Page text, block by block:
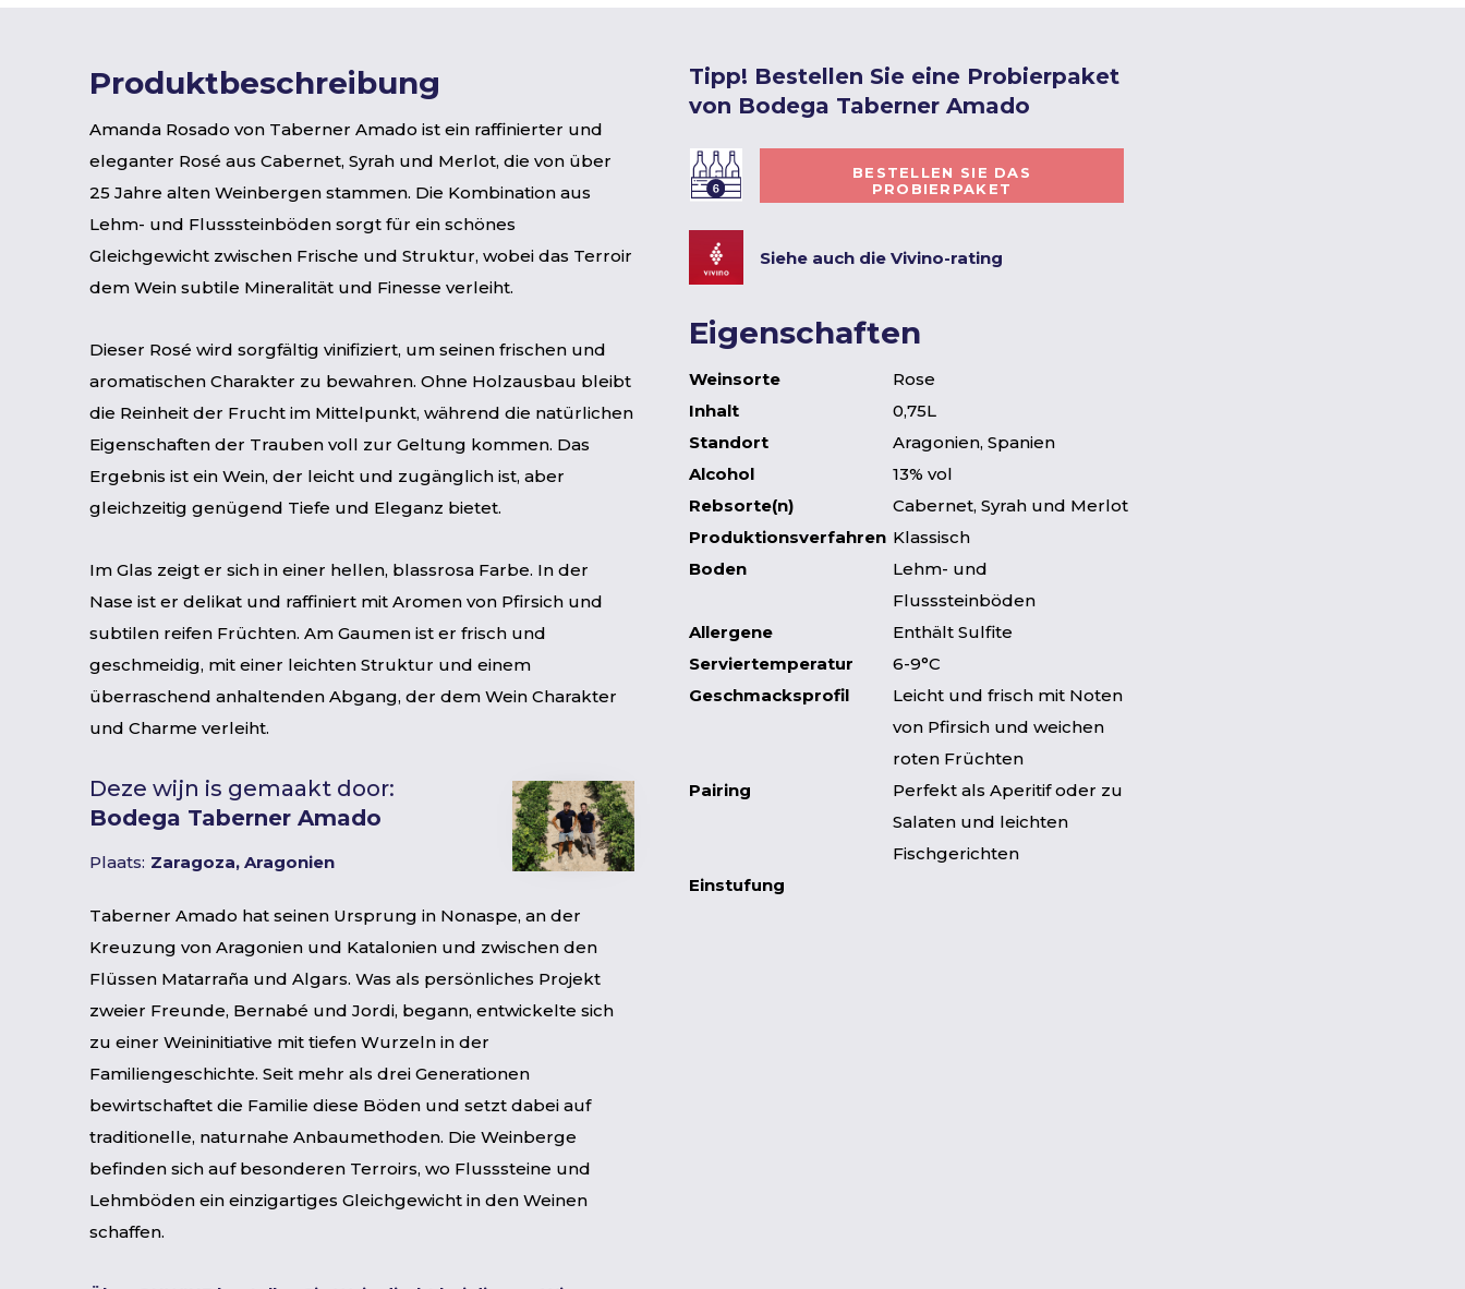
Produktbeschreibung
Amanda Rosado von Taberner Amado ist ein raffinierter und
eleganter Rosé aus Cabernet, Syrah und Merlot, die von über
25 Jahre alten Weinbergen stammen. Die Kombination aus
Lehm- und Flusssteinböden sorgt für ein schönes
Gleichgewicht zwischen Frische und Struktur, wobei das Terroir
dem Wein subtile Mineralität und Finesse verleiht.
Dieser Rosé wird sorgfältig vinifiziert, um seinen frischen und
aromatischen Charakter zu bewahren. Ohne Holzausbau bleibt
die Reinheit der Frucht im Mittelpunkt, während die natürlichen
Eigenschaften der Trauben voll zur Geltung kommen. Das
Ergebnis ist ein Wein, der leicht und zugänglich ist, aber
gleichzeitig genügend Tiefe und Eleganz bietet.
Im Glas zeigt er sich in einer hellen, blassrosa Farbe. In der
Nase ist er delikat und raffiniert mit Aromen von Pfirsich und
subtilen reifen Früchten. Am Gaumen ist er frisch und
geschmeidig, mit einer leichten Struktur und einem
überraschend anhaltenden Abgang, der dem Wein Charakter
und Charme verleiht.
Deze wijn is gemaakt door:
Bodega Taberner Amado
Plaats: Zaragoza, Aragonien
Taberner Amado hat seinen Ursprung in Nonaspe, an der
Kreuzung von Aragonien und Katalonien und zwischen den
Flüssen Matarraña und Algars. Was als persönliches Projekt
zweier Freunde, Bernabé und Jordi, begann, entwickelte sich
zu einer Weininitiative mit tiefen Wurzeln in der
Familiengeschichte. Seit mehr als drei Generationen
bewirtschaftet die Familie diese Böden und setzt dabei auf
traditionelle, naturnahe Anbaumethoden. Die Weinberge
befinden sich auf besonderen Terroirs, wo Flusssteine und
Lehmböden ein einzigartiges Gleichgewicht in den Weinen
schaffen.
Tipp! Bestellen Sie eine Probierpaket
von Bodega Taberner Amado
BESTELLEN SIE DAS
PROBIERPAKET
Siehe auch die Vivino-rating
Eigenschaften
Weinsorte
Rose
Inhalt
0,75L
Standort
Aragonien, Spanien
Alcohol
13% vol
Rebsorte(n)
Cabernet, Syrah und Merlot
Produktionsverfahren Klassisch
Boden
Lehm- und
Flusssteinböden
Allergene
Enthält Sulfite
Serviertemperatur
6-9°C
Geschmacksprofil
Leicht und frisch mit Noten
von Pfirsich und weichen
roten Früchten
Pairing
Perfekt als Aperitif oder zu
Salaten und leichten
Fischgerichten
Einstufung